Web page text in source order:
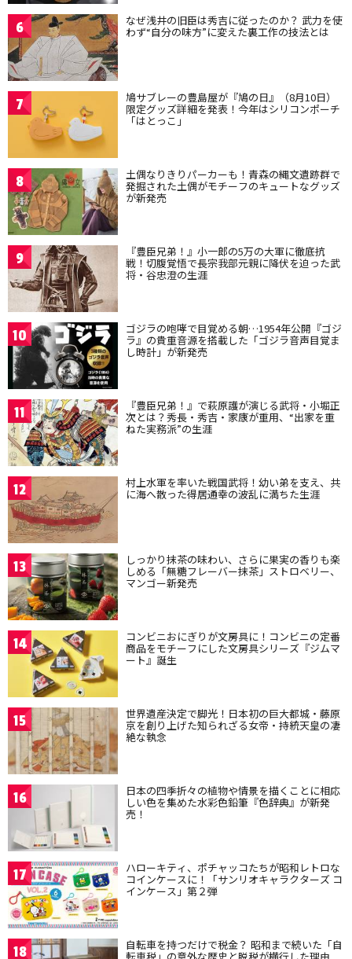
6 なぜ浅井の旧臣は秀吉に従ったのか？ 武力を使
わず“自分の味方”に変えた裏工作の技法とは
7 鳩サブレーの豊島屋が『鳩の日』（8月10日）
限定グッズ詳細を発表！今年はシリコンポーチ
「はとっこ」
8 土偶なりきりパーカーも！青森の縄文遺跡群で
発掘された土偶がモチーフのキュートなグッズ
が新発売
9 『豊臣兄弟！』小一郎の5万の大軍に徹底抗
戦！切腹覚悟で長宗我部元親に降伏を迫った武
将・谷忠澄の生涯
10 ゴジラの咆哮で目覚める朝…1954年公開『ゴジ
ラ』の貴重音源を搭載した「ゴジラ音声目覚ま
し時計」が新発売
11 『豊臣兄弟！』で萩原護が演じる武将・小堀正
次とは？秀長・秀吉・家康が重用、“出家を重
ねた実務派”の生涯
12 村上水軍を率いた戦国武将！幼い弟を支え、共
に海へ散った得居通幸の波乱に満ちた生涯
13 しっかり抹茶の味わい、さらに果実の香りも楽
しめる「無糖フレーバー抹茶」ストロベリー、
マンゴー新発売
14 コンビニおにぎりが文房具に！コンビニの定番
商品をモチーフにした文房具シリーズ『ジムマ
ート』誕生
15 世界遺産決定で脚光！日本初の巨大都城・藤原
京を創り上げた知られざる女帝・持統天皇の凄
絶な執念
16 日本の四季折々の植物や情景を描くことに相応
しい色を集めた水彩色鉛筆『色辞典』が新発
売！
17 ハローキティ、ポチャッコたちが昭和レトロな
コインケースに！「サンリオキャラクターズ コ
インケース」第２弾
18 自転車を持つだけで税金？ 昭和まで続いた「自